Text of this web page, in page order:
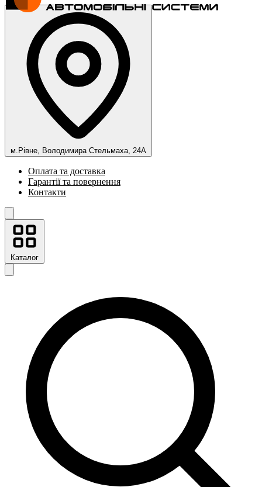
м.Рівне, Володимира Стельмаха, 24А
Оплата та доставка
Гарантії та повернення
Контакти
Каталог